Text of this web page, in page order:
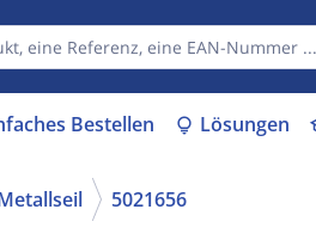
Bestellen lightbulb Lösungen
5021656